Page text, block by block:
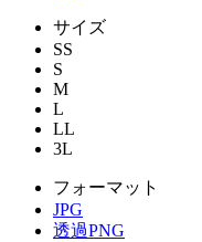
サイズ
SS
S
M
L
LL
3L
フォーマット
JPG
透過PNG